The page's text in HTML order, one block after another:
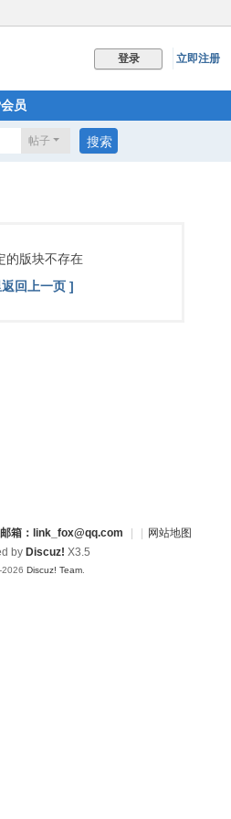
登录 立即注册
员
帖子 搜索
的版块不存在
回上一页 ]
邮箱：link_fox@qq.com
网站地图
by Discuz! X3.5
Discuz! Team